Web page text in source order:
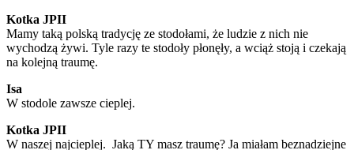
Kotka JPII
Mamy taką polską tradycję ze stodołami, że ludzie z nich nie
wychodzą żywi. Tyle razy te stodoły płonęły, a wciąż stoją i czekają
na kolejną traumę.
Isa
W stodole zawsze cieplej.
Kotka JPII
W naszej najcieplej. Jaką TY masz traumę? Ja miałam beznadziejne